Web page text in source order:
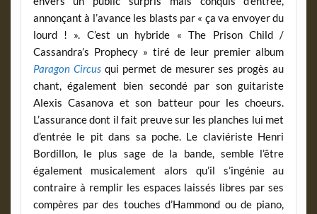
annonçant à l’avance les blasts par « ça va envoyer du
lourd ! ». C’est un hybride « The Prison Child /
Cassandra’s Prophecy » tiré de leur premier album
Paragon Circusqui permet de mesurer ses progès au
chant, également bien secondé par son guitariste
Alexis Casanova et son batteur pour les choeurs.
L’assurance dont il fait preuve sur les planches lui met
d’entrée le pit dans sa poche. Le claviériste Henri
Bordillon, le plus sage de la bande, semble l’être
également musicalement alors qu’il s’ingénie au
contraire à remplir les espaces laissés libres par ses
compères par des touches d’Hammond ou de piano,